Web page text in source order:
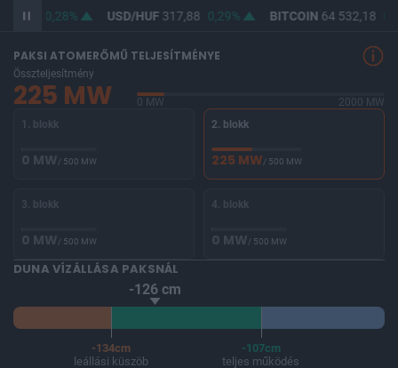
0,28% USD/HUF317,88 0,29% BITCOIN64 532,18
PAKSI ATOMERŐMŰ TELJESÍTMÉNYE
Összteljesítmény
225 MW 0 MW
2000 MW
1. blokk
0 MW/ 500 MW
2. blokk
225 MW/ 500 MW
3. blokk
0 MW/ 500 MW
4. blokk
0 MW/ 500 MW
DUNA VÍZÁLLÁSA PAKSNÁL
-126 cm
-134cm
leállási küszöb
-107cm
teljes működés